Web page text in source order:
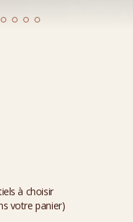
à choisir
votre panier)